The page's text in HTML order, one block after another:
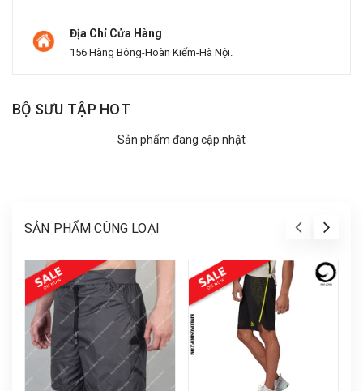
Địa Chỉ Cửa Hàng
156 Hàng Bông-Hoàn Kiếm-Hà Nội.
BỘ SƯU TẬP HOT
Sản phẩm đang cập nhật
SẢN PHẨM CÙNG LOẠI